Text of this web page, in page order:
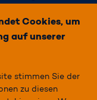
Cookies, um
auf unserer
stimmen Sie der
zu diesen